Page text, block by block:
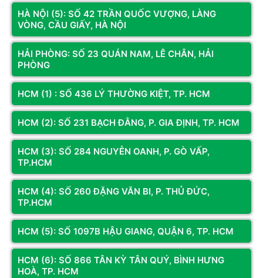
HỆ THỐNG CỬA HÀNG
CƠ SỞ
Địa chỉ:Số 74 Trần Phú, P. Hà
Đông, TP. Hà Nội
Hotline:
Bản đồ chỉ dẫn
CƠ SỞ 3
Địa chỉ:Số 330 Phạm Văn Đồng,
Đông Ngạc, Hà Nội
0374.120.130
Bản đồ chỉ dẫn
KÊNH THÔNG TIN
Fanpage
Youtube
HÀ NỘI (5): SỐ 42 TRẦN QUỐC VƯỢNG, LÀNG
VÒNG, CẦU GIẤY, HÀ NỘI
HẢI PHÒNG: SỐ 23 QUÁN NAM, LÊ CHÂN, HẢI
PHÒNG
HCM (1) : SỐ 436 LÝ THƯỜNG KIỆT, TP. HCM
HCM (2): SỐ 231 BẠCH ĐẰNG, P. GIA ĐỊNH, TP. HCM
HCM (3): SỐ 284 NGUYỄN OANH, P. GÒ VẤP,
TP.HCM
HCM (4): SỐ 260 ĐẶNG VĂN BI, P. THỦ ĐỨC,
TP.HCM
HCM (5): SỐ 1097B HẬU GIANG, QUẬN 6, TP. HCM
HCM (6): SỐ 866 TÂN KỲ TÂN QUÝ, BÌNH HƯNG
HOÀ, TP. HCM